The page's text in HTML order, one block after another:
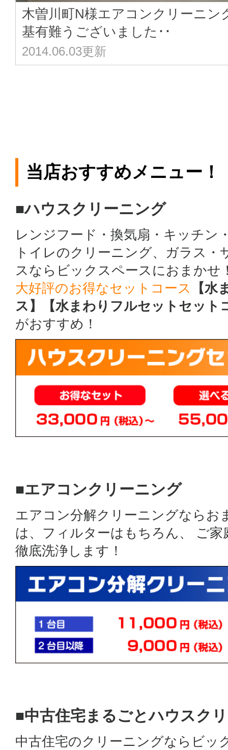
木曽川町N様エアコンクリーニン
基有難うございました･･
2014.06.03更新
当店おすすめメニュー！
■ハウスクリーニング
レンジフード・換気扇・キッチン
トイレのクリーニング、ガラス
スならビックスペースにおまかせ
大好評のお得なセットコース
【
ス】【水まわりフルセットセット
がおすすめ！
■エアコンクリーニング
エアコン分解クリーニングならお
は、フィルターはもちろん、 ご
徹底洗浄します！
■中古住宅まるごとハウスク
中古住宅のクリーニングならビッ